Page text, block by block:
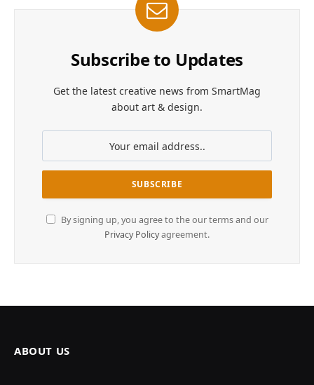
Subscribe to Updates
Get the latest creative news from SmartMag
about art & design.
By signing up, you agree to the our terms and our
Privacy Policyagreement.
ABOUT US